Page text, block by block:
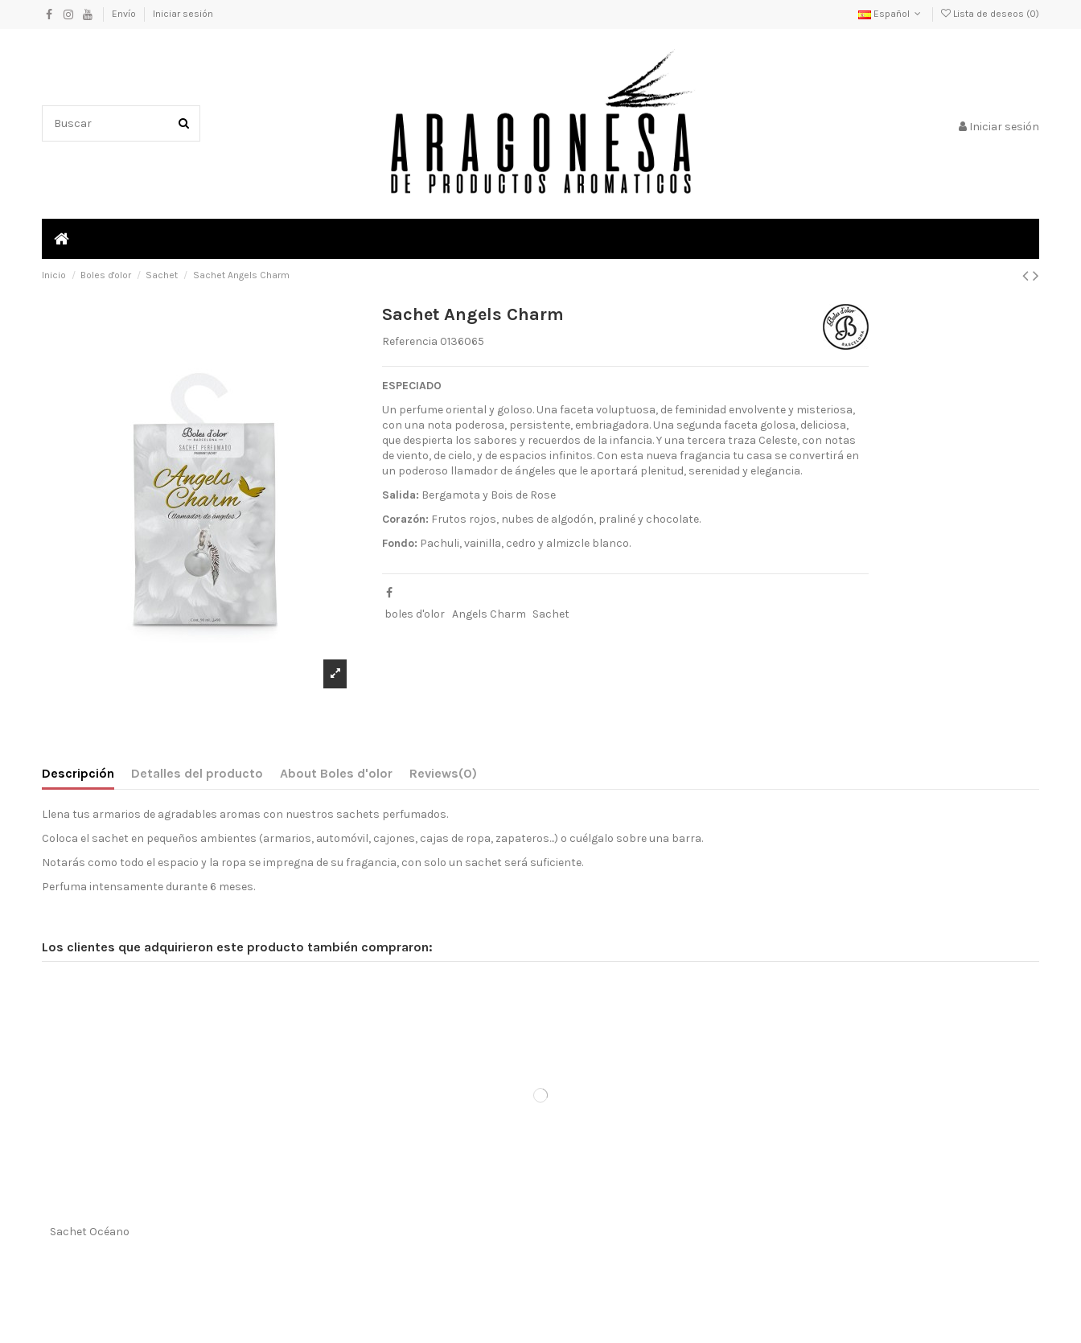
Envío Iniciar sesión Español Lista de deseos (0)
Iniciar sesión
Inicio Boles d'olor Sachet Sachet Angels Charm
Sachet Angels Charm
Referencia 0136065
ESPECIADO
Un perfume oriental y goloso. Una faceta voluptuosa, de feminidad envolvente y misteriosa,
con una nota poderosa, persistente, embriagadora. Una segunda faceta golosa, deliciosa,
que despierta los sabores y recuerdos de la infancia. Y una tercera traza Celeste, con notas
de viento, de cielo, y de espacios infinitos. Con esta nueva fragancia tu casa se convertirá en
un poderoso llamador de ángeles que le aportará plenitud, serenidad y elegancia.
Salida: Bergamota y Bois de Rose
Corazón: Frutos rojos, nubes de algodón, praliné y chocolate.
Fondo: Pachuli, vainilla, cedro y almizcle blanco.
boles d'olor Angels Charm Sachet
Descripción Detalles del producto About Boles d'olor Reviews(0)
Llena tus armarios de agradables aromas con nuestros sachets perfumados.
Coloca el sachet en pequeños ambientes (armarios, automóvil, cajones, cajas de ropa, zapateros...) o cuélgalo sobre una barra.
Notarás como todo el espacio y la ropa se impregna de su fragancia, con solo un sachet será suficiente.
Perfuma intensamente durante 6 meses.
Los clientes que adquirieron este producto también compraron:
Sachet Océano